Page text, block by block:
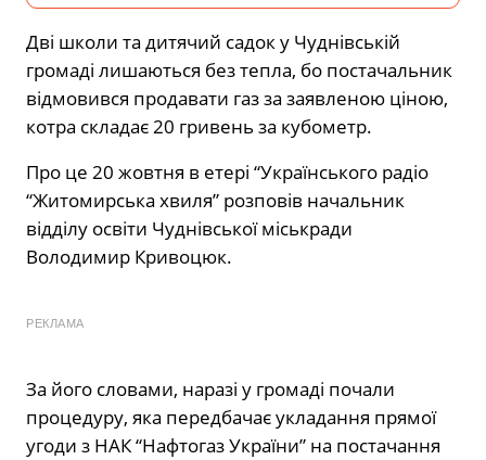
Дві школи та дитячий садок у Чуднівській
громаді лишаються без тепла, бо постачальник
відмовився продавати газ за заявленою ціною,
котра складає 20 гривень за кубометр.
Про це 20 жовтня в етері “Українського радіо
“Житомирська хвиля” розповів начальник
відділу освіти Чуднівської міськради
Володимир Кривоцюк.
РЕКЛАМА
За його словами, наразі у громаді почали
процедуру, яка передбачає укладання прямої
угоди з НАК “Нафтогаз України” на постачання